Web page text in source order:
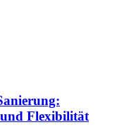
Flexibilität